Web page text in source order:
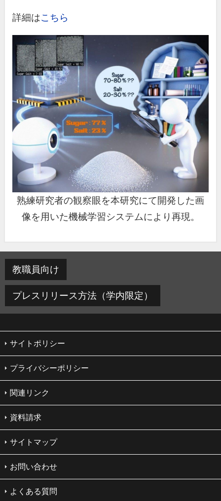
詳細はこちら
熟練研究者の観察眼を本研究にて開発した画
像を用いた機械学習システムにより再現。
教職員向け
プレスリリース方法（学内限定）
サイトポリシー
プライバシーポリシー
関連リンク
資料請求
サイトマップ
お問い合わせ
よくある質問